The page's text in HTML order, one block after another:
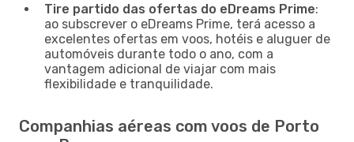
Tire partido das ofertas do eDreams Prime:
ao subscrever o eDreams Prime, terá acesso a
excelentes ofertas em voos, hotéis e aluguer de
automóveis durante todo o ano, com a
vantagem adicional de viajar com mais
flexibilidade e tranquilidade.
Companhias aéreas com voos de Porto